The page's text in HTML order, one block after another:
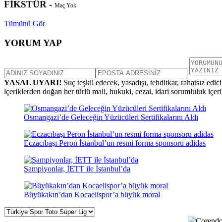
FİKSTÜR - Maç Yok
Tümünü Gör
YORUM YAP
YASAL UYARI! Suç teşkil edecek, yasadışı, tehditkar, rahatsız
içeriklerden doğan her türlü mali, hukuki, cezai, idari sorumluluk
Osmangazi’de Geleceğin Yüzücüleri Sertifikalarını Aldı
Eczacıbaşı Peron İstanbul’un resmi forma sponsoru adidas
Şampiyonlar, İETT ile İstanbul’da
Büyükakın’dan Kocaelispor’a büyük moral